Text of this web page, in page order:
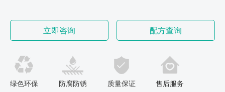
立即咨询 配方查询
绿色环保 防腐防锈 质量保证 售后服务